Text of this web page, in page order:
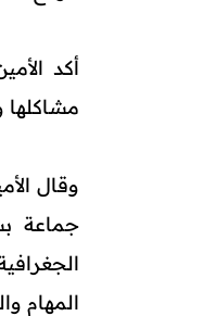
أكد
مشاكلها
وقال
جماعة
المهام